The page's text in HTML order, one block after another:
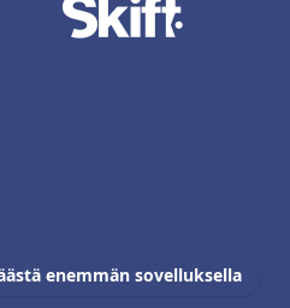
enemmän sovelluksella